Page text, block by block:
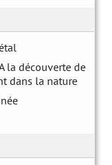
la découverte de
dans la nature